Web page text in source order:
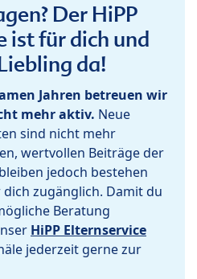
Der HiPP
ist für dich und
da!
Jahren betreuen wir
mehr aktiv. Neue
sind nicht mehr
wertvollen Beiträge der
jedoch bestehen
zugänglich. Damit du
Beratung
HiPP Elternservice
jederzeit gerne zur